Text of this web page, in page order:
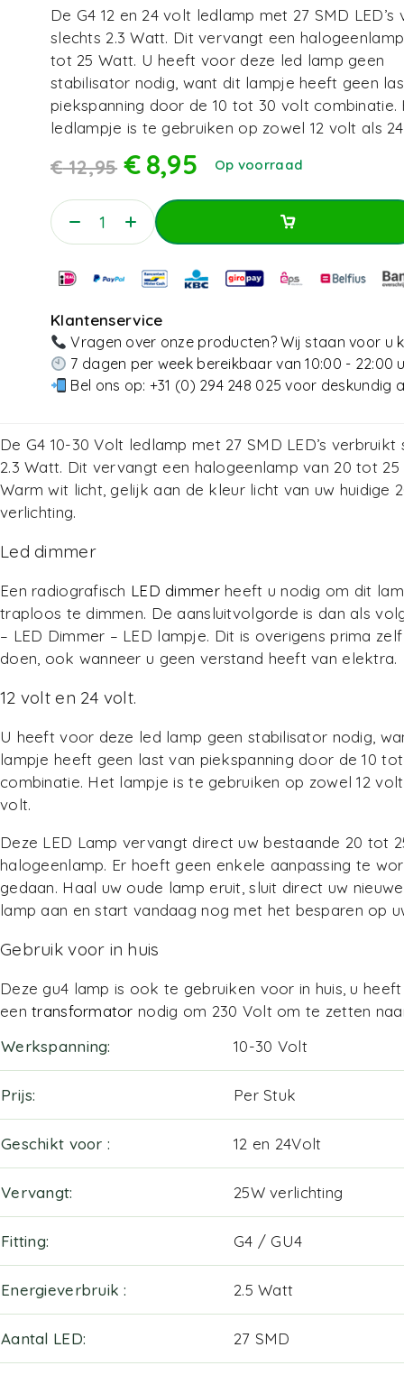
De G4 12 en 24 volt ledlamp met 27 SMD LED’s
slechts 2.3 Watt. Dit vervangt een
tot 25 Watt. U heeft voor deze led lamp geen
stabilisator nodig, want dit lampje heeft geen
piekspanning door de 10 tot 30 volt combinatie.
ledlampje is te gebruiken op zowel 12 volt als
€12,95 €8,95 Op voorraad
Toevoegen Aan Winkelwagen
Klantenservice
Vragen over onze producten? Wij staan voor u
7 dagen per week bereikbaar van 10:00 - 22:00
Bel ons op: +31 (0) 294 248 025 voor deskundig
De G4 10-30 Volt ledlamp met 27 SMD LED’s verbruikt
2.3 Watt. Dit vervangt een halogeenlamp van 20 tot 25
Warm wit licht, gelijk aan de kleur licht van uw huidige
verlichting.
Led dimmer
Een radiografisch LED dimmerheeft u nodig om dit
traploos te dimmen. De aansluitvolgorde is dan als
– LED Dimmer – LED lampje. Dit is overigens prima
doen, ook wanneer u geen verstand heeft van elektra.
12 volt en 24 volt.
U heeft voor deze led lamp geen stabilisator nodig,
lampje heeft geen last van piekspanning door de 10
combinatie. Het lampje is te gebruiken op zowel 12
volt.
Deze LED Lamp vervangt direct uw bestaande 20 tot
halogeenlamp. Er hoeft geen enkele aanpassing te
gedaan. Haal uw oude lamp eruit, sluit direct uw
lamp aan en start vandaag nog met het besparen op
Gebruik voor in huis
Deze gu4 lamp is ook te gebruiken voor in huis, u
een transformator nodig om 230 Volt om te zetten
Werkspanning
10-30 Volt
Prijs Per Stuk
Geschikt voor 12 en 24Volt
Vervangt 25W verlichting
Fitting G4 / GU4
Energieverbruik 2.5 Watt
Aantal LED 27 SMD